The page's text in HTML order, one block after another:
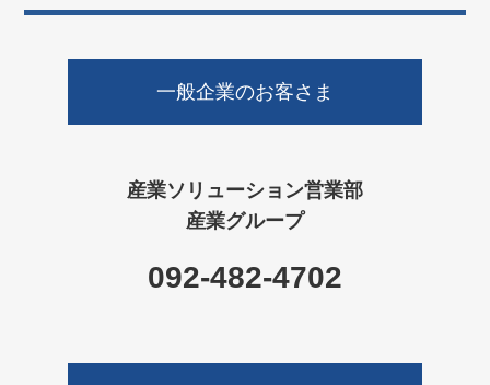
お問い合わせ
一般企業のお客さま
産業ソリューション営業部
092-482-4702